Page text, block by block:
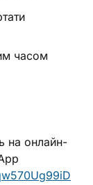
часом
на онлайн-